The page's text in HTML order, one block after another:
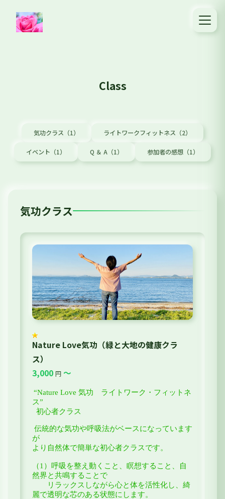
Class
気功クラス（1） ライトワークフィットネス（2）
イベント（1） Q ＆ A（1） 参加者の感想（1）
気功クラス
Nature Love気功（緑と大地の健康クラ
ス）
3,000 円 ～
“Nature Love 気功 ライトワーク・フィットネ
ス”
初心者クラス
伝統的な気功や呼吸法がベースになっています
が
より自然体で簡単な初心者クラスです。
（1）呼吸を整え動くこと、瞑想すること、自
然界と共鳴することで
リラックスしながら心と体を活性化し、 綺
麗で透明な芯のある状態にします。